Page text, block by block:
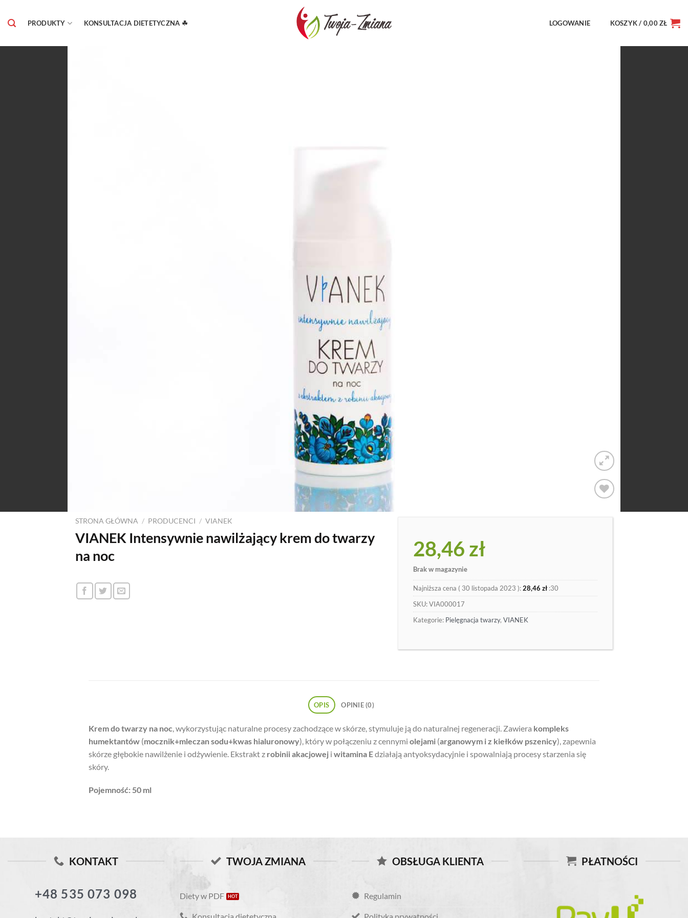
TWOJA-
ZMIANA.PL
PRODUKTY KONSULTACJA DIETETYCZNA ☘ LOGOWANIE KOSZYK / 0,00ZŁ
STRONA GŁÓWNA / PRODUCENCI / VIANEK
VIANEK Intensywnie nawilżający krem do twarzy
na noc
28,46 zł
Brak w magazynie
Najniższa cena ( 30 listopada 2023 ):28,46 zł :30
SKU:VIA000017
Kategorie: Pielęgnacja twarzy, VIANEK
OPIS OPINIE (0)
Krem do twarzy na noc , wykorzystując naturalne procesy zachodzące w skórze, stymuluje ją do naturalnej regeneracji. Zawiera kompleks
humektantów (mocznik+mleczan sodu+kwas hialuronowy), który w połączeniu z cennymiolejami (arganowym i z kiełków pszenicy), zapewnia
skórze głębokie nawilżenie i odżywienie. Ekstrakt z robinii akacjowej i witamina Edziałają antyoksydacyjnie i spowalniają procesy starzenia się
skóry.
Pojemność: 50 ml
KONTAKT
+48 535 073 098
TWOJA ZMIANA
Diety w PDF
OBSŁUGA KLIENTA
Regulamin
PŁATNOŚCI